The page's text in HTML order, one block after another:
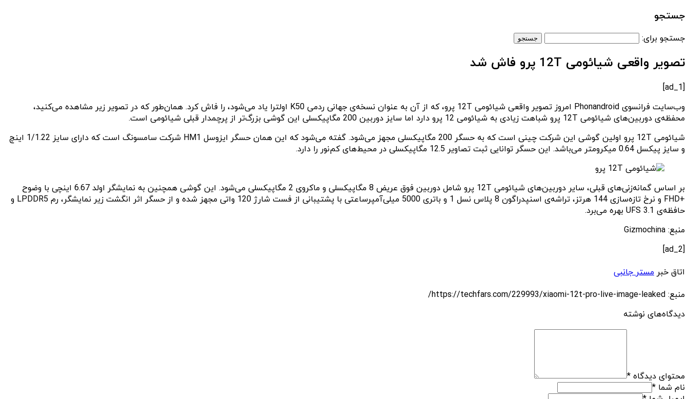
جستجو
جستجو برای:
تصویر واقعی شیائومی 12T پرو فاش شد
[ad_1]
وب‌سایت فرانسوی Phonandroid امروز تصویر واقعی شیائومی 12T پرو، که از آن به عنوان نسخه‌ی جهانی ردمی K50 اولترا یاد می‌شود، را فاش کرد. همان‌طور که در تصویر زیر مشاهده می‌کنید،
محفظه‌ی دوربین‌های شیائومی 12T پرو شباهت زیادی به شیائومی 12 پرو دارد اما سایز دوربین‌ 200 مگاپیکسلی این گوشی بزرگ‌تر از پرچمدار قبلی شیائومی است.
شیائومی 12T پرو اولین گوشی این شرکت چینی است که به حسگر 200 مگاپیکسلی مجهز می‌شود. گفته می‌شود که این همان حسگر ایزوسل HM1 شرکت سامسونگ است که دارای سایز 1/1.22 اینچ
و سایز پیکسل 0.64 میکرومتر می‌باشد. این حسگر توانایی ثبت تصاویر 12.5 مگاپیکسلی در محیط‌های کم‌نور را دارد.
بر اساس گمانه‌زنی‌های قبلی، سایر دوربین‌های شیائومی 12T پرو شامل دوربین فوق عریض 8 مگاپیکسلی و ماکروی 2 مگاپیکسلی می‌شود. این گوشی همچنین به نمایشگر اولد 6.67 اینچی با وضوح
+FHD و نرخ تازه‌سازی 144 هرتز، تراشه‌ی اسنپدراگون 8 پلاس نسل 1 و باتری 5000 میلی‌آمپرساعتی با پشتیبانی از فست شارژ 120 واتی مجهز شده و از حسگر اثر انگشت زیر نمایشگر، رم LPDDR5 و
حافظه‌ی UFS 3.1 بهره می‌برد.
منبع: Gizmochina
[ad_2]
اتاق خبر مستر جانبی
منبع: https://techfars.com/229993/xiaomi-12t-pro-live-image-leaked/
دیدگاه‌های نوشته
محتوای دیدگاه *
نام شما *